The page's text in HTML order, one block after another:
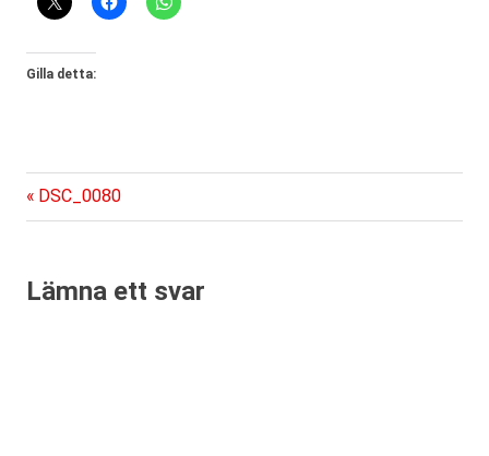
Gilla detta:
Inläggsnavigering
Föregående
inlägg:
DSC_0080
Lämna ett svar